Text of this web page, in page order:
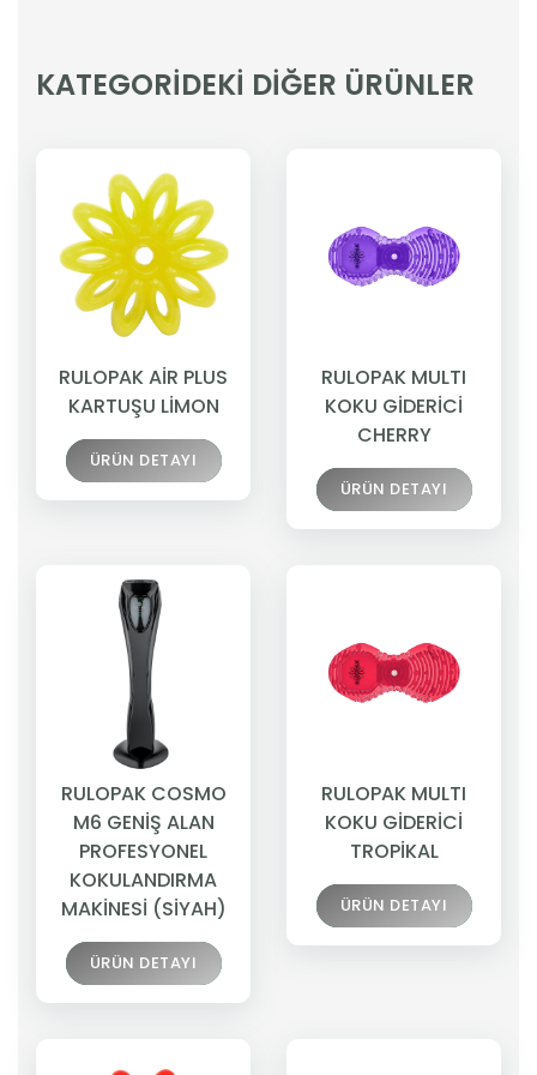
KATEGORİDEKİ DİĞER ÜRÜNLER
RULOPAK AİR PLUS
KARTUŞU LİMON
ÜRÜN DETAYI
RULOPAK MULTI
KOKU GİDERİCİ
CHERRY
ÜRÜN DETAYI
RULOPAK COSMO
M6 GENİŞ ALAN
PROFESYONEL
KOKULANDIRMA
MAKİNESİ (SİYAH)
ÜRÜN DETAYI
RULOPAK MULTI
KOKU GİDERİCİ
TROPİKAL
ÜRÜN DETAYI